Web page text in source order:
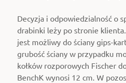
Decyzja i odpowiedzialność o
drabinki leży po stronie
jest możliwy do ściany gips-
grubość ściany w przypadku
kołków rozporowych Fischer
BenchK wynosi 12 cm. W